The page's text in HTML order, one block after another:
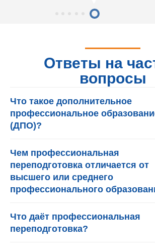
Ответы на
вопросы
Что такое дополнительное
профессиональное
(ДПО)?
Чем профессиональная
переподготовка отличается от
высшего или среднего
профессионального
Что даёт профессиональная
переподготовка?